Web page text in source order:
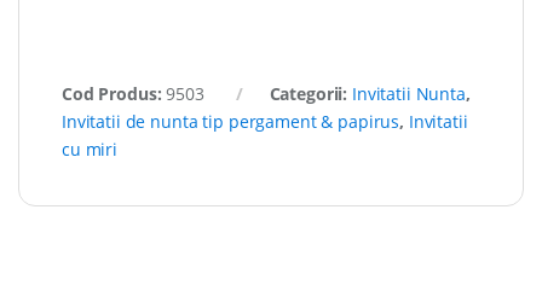
Cod Produs:9503 Categorii: Invitatii Nunta,
Invitatii de nunta tip pergament & papirus, Invitatii
cu miri